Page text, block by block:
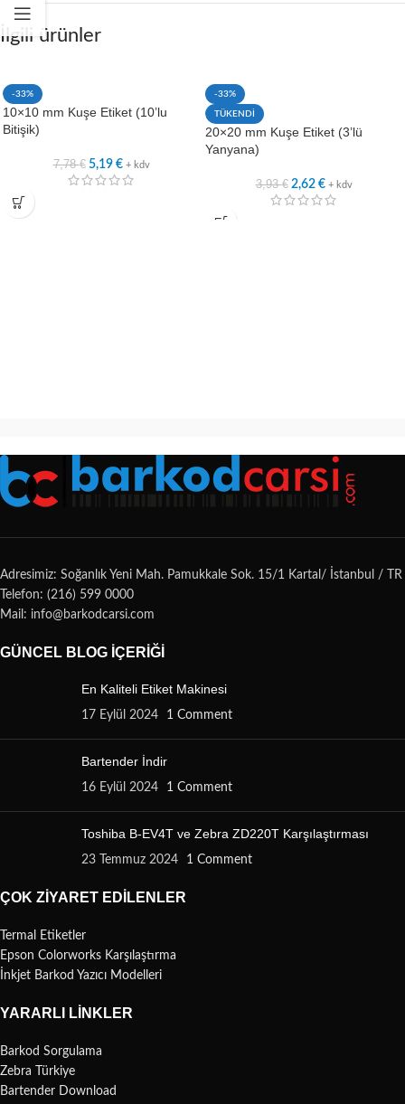
İlgili ürünler
-33%
10×10 mm Kuşe Etiket (10’lu
Bitişik)
7,78€ 5,19 € + kdv
-33%
TÜKENDİ
20×20 mm Kuşe Etiket (3’lü
Yanyana)
3,93€ 2,62 € + kdv
Adresimiz: Soğanlık Yeni Mah. Pamukkale Sok. 15/1 Kartal/ İstanbul / TR
Telefon: (216) 599 0000
Mail: info@barkodcarsi.com
GÜNCEL BLOG İÇERIĞI
En Kaliteli Etiket Makinesi
17 Eylül 2024 1 Comment
Bartender İndir
16 Eylül 2024 1 Comment
Toshiba B-EV4T ve Zebra ZD220T Karşılaştırması
23 Temmuz 2024 1 Comment
ÇOK ZIYARET EDILENLER
Termal Etiketler
Epson Colorworks Karşılaştırma
İnkjet Barkod Yazıcı Modelleri
YARARLI LINKLER
Barkod Sorgulama
Zebra Türkiye
Bartender Download